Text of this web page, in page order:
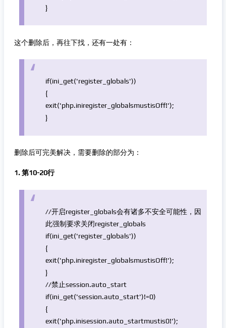
}
这个删除后，再往下找，还有一处有：
if(ini_get('register_globals'))
{
exit('php.iniregister_globalsmustisOff!');
}
删除后可完美解决，需要删除的部分为：
1. 第10-20行
//开启register_globals会有诸多不安全可能性，因
此强制要求关闭register_globals
if(ini_get('register_globals'))
{
exit('php.iniregister_globalsmustisOff!');
}
//禁止session.auto_start
if(ini_get('session.auto_start')!=0)
{
exit('php.inisession.auto_startmustis0!');